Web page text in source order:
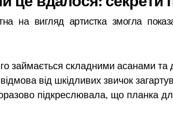
на вигляд артистка змогла
займається складними асанами
від шкідливих звичок
підкреслювала, що планка